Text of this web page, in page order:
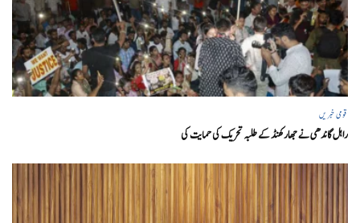
قومی خبریں
راہل گاندھی نے جھارکھنڈ کے طلبہ تحریک کی حمایت کی